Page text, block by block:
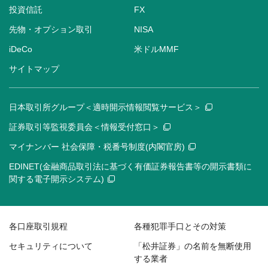
投資信託 FX
先物・オプション取引 NISA
iDeCo 米ドルMMF
サイトマップ
日本取引所グループ＜適時開示情報閲覧サービス＞
証券取引等監視委員会＜情報受付窓口＞
マイナンバー 社会保障・税番号制度(内閣官房)
EDINET(金融商品取引法に基づく有価証券報告書等の開示書類に
関する電子開示システム)
各口座取引規程 各種犯罪手口とその対策
セキュリティについて
「松井証券」の名前を無断使用
する業者